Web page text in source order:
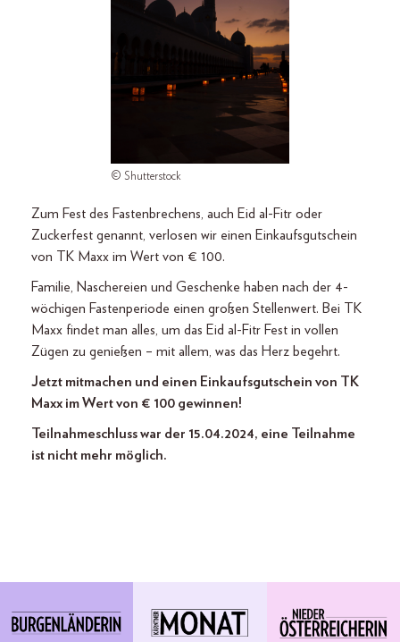
© Shutterstock
Zum Fest des Fastenbrechens, auch Eid al-Fitr oder
Zuckerfest genannt, verlosen wir einen Einkaufsgutschein
von TK Maxx im Wert von € 100.
Familie, Naschereien und Geschenke haben nach der 4-
wöchigen Fastenperiode einen großen Stellenwert. Bei TK
Maxx findet man alles, um das Eid al-Fitr Fest in vollen
Zügen zu genießen – mit allem, was das Herz begehrt.
Jetzt mitmachen und einen Einkaufsgutschein von TK
Maxx im Wert von € 100 gewinnen!
Teilnahmeschluss war der 15.04.2024, eine Teilnahme
ist nicht mehr möglich.